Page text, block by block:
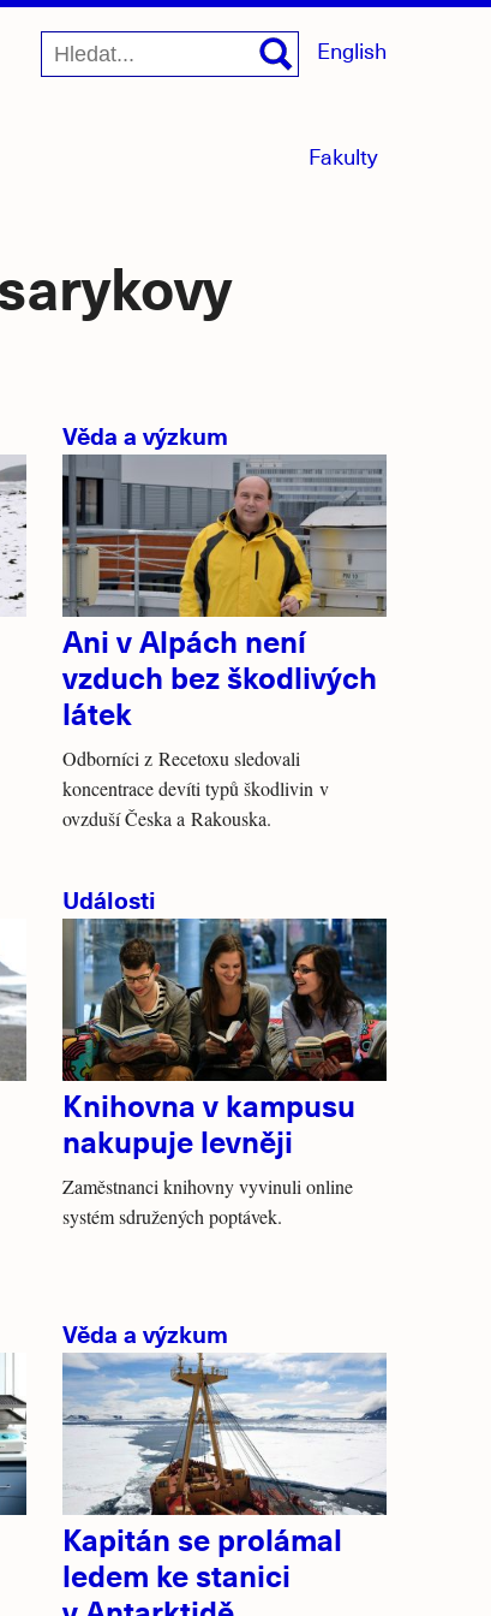
Fakultymenu
English
Věda a výzkum
Ani v Alpách není
vzduch bez škodlivých
látek
Odborníci z Recetoxu sledovali
koncentrace devíti typů škodlivin v
ovzduší Česka a Rakouska.
Události
Knihovna v kampusu
nakupuje levněji
Zaměstnanci knihovny vyvinuli online
systém sdružených poptávek.
Věda a výzkum
Kapitán se prolámal
ledem ke stanici